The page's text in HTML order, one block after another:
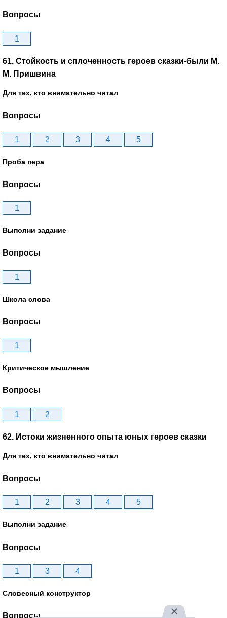
Вопросы
1
61. Стойкость и сплоченность героев сказки-были М.
М. Пришвина
Для тех, кто внимательно читал
Вопросы
1 2 3 4 5
Проба пера
Вопросы
1
Выполни задание
Вопросы
1
Школа слова
Вопросы
1
Критическое мышление
Вопросы
1 2
62. Истоки жизненного опыта юных героев сказки
Для тех, кто внимательно читал
Вопросы
1 2 3 4 5
Выполни задание
Вопросы
1 3 4
Словесный конструктор
Вопросы